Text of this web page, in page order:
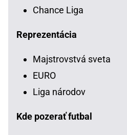
Chance Liga
Reprezentácia
Majstrovstvá sveta
EURO
Liga národov
Kde pozerať futbal